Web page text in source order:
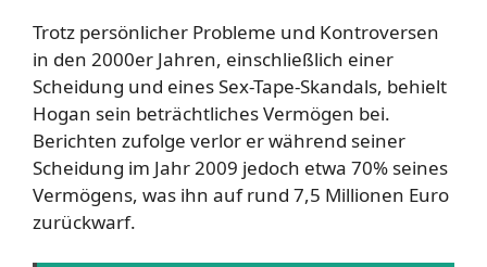
Trotz persönlicher Probleme und Kontroversen
in den 2000er Jahren, einschließlich einer
Scheidung und eines Sex-Tape-Skandals, behielt
Hogan sein beträchtliches Vermögen bei.
Berichten zufolge verlor er während seiner
Scheidung im Jahr 2009 jedoch etwa 70% seines
Vermögens, was ihn auf rund 7,5 Millionen Euro
zurückwarf.